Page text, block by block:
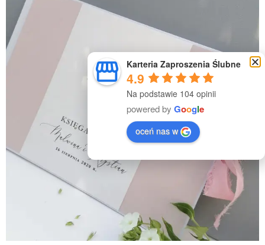
Karteria Zaproszenia Ślubne
4.9
Na podstawie 104 opinii
powered by Google
oceń nas w